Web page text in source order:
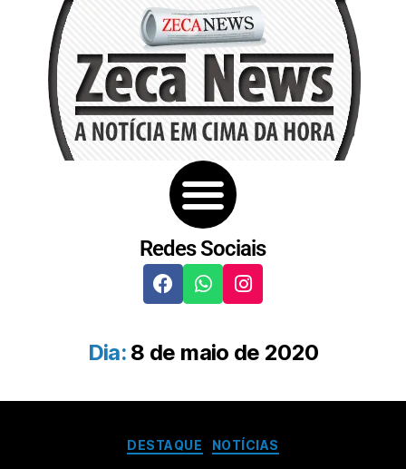
Redes Sociais
Dia: 8 de maio de 2020
DESTAQUE NOTÍCIAS